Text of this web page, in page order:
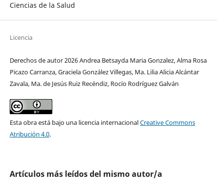
Ciencias de la Salud
Licencia
Derechos de autor 2026 Andrea Betsayda Maria Gonzalez, Alma Rosa
Picazo Carranza, Graciela González Villegas, Ma. Lilia Alicia Alcántar
Zavala, Ma. de Jesús Ruiz Recéndiz, Rocío Rodríguez Galván
Esta obra está bajo una licencia internacionalCreative Commons
Atribución 4.0.
Artículos más leídos del mismo autor/a